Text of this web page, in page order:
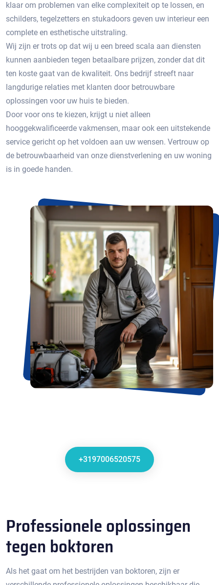
klaar om problemen van elke complexiteit op te lossen, en
schilders, tegelzetters en stukadoors geven uw interieur een
complete en esthetische uitstraling.
Wij zijn er trots op dat wij u een breed scala aan diensten
kunnen aanbieden tegen betaalbare prijzen, zonder dat dit
ten koste gaat van de kwaliteit. Ons bedrijf streeft naar
langdurige relaties met klanten door betrouwbare
oplossingen voor uw huis te bieden.
Door voor ons te kiezen, krijgt u niet alleen
hooggekwalificeerde vakmensen, maar ook een uitstekende
service gericht op het voldoen aan uw wensen. Vertrouw op
de betrouwbaarheid van onze dienstverlening en uw woning
is in goede handen.
+3197006520575
Professionele oplossingen
tegen boktoren
Als het gaat om het bestrijden van boktoren, zijn er